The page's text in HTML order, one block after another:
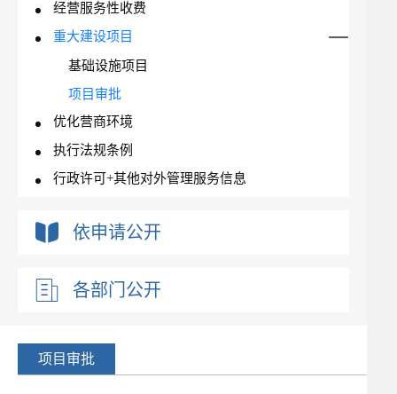
经营服务性收费
重大建设项目
基础设施项目
项目审批
优化营商环境
执行法规条例
行政许可+其他对外管理服务信息
行政处罚+行政强制
依申请公开
各部门公开
项目审批